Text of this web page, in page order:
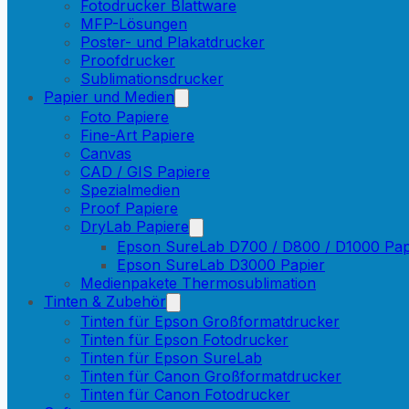
Fotodrucker Blattware
MFP-Lösungen
Poster- und Plakatdrucker
Proofdrucker
Sublimationsdrucker
Papier und Medien
Foto Papiere
Fine-Art Papiere
Canvas
CAD / GIS Papiere
Spezialmedien
Proof Papiere
DryLab Papiere
Epson SureLab D700 / D800 / D1000
Epson SureLab D3000 Papier
Medienpakete Thermosublimation
Tinten & Zubehör
Tinten für Epson Großformatdrucker
Tinten für Epson Fotodrucker
Tinten für Epson SureLab
Tinten für Canon Großformatdrucker
Tinten für Canon Fotodrucker